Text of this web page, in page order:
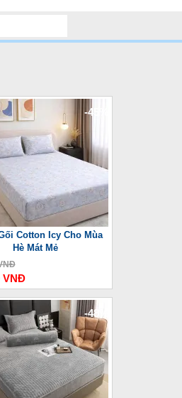
-45%
Cotton Icy Cho Mùa
Hè Mát Mẻ
VNĐ
-48%